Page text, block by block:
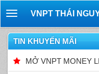
Toggle
navigation
VNPT THÁI
TIN KHUYẾN MÃI
MỞ VNPT MONEY